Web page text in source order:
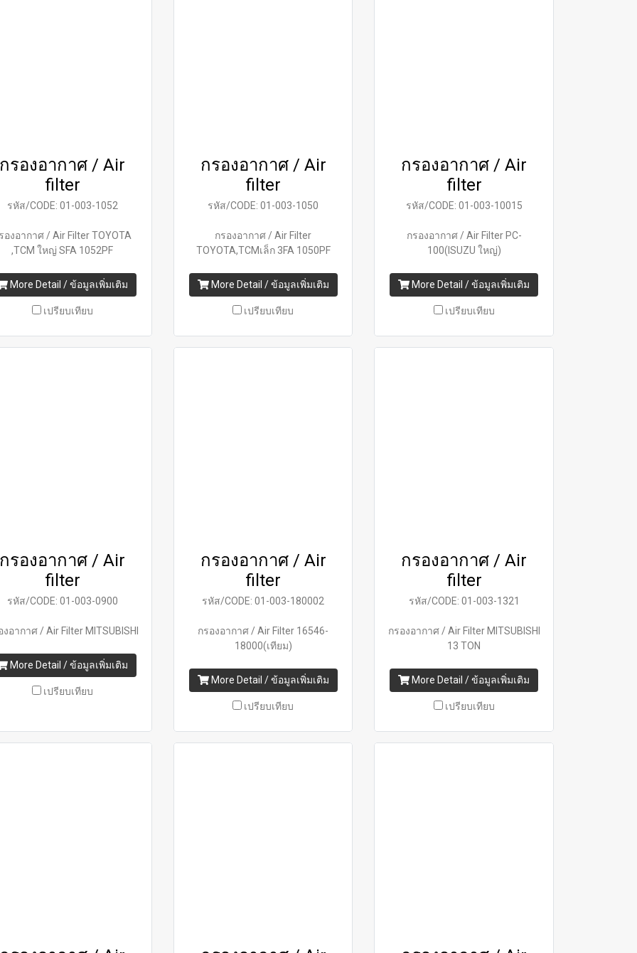
กรองอากาศ / Air
filter
รหัส/CODE: 01-003-1052
องอากาศ / Air Filter TOYOTA
,TCM ใหญ่ SFA 1052PF
More Detail / ข้อมูลเพิ่มเติม
เปรียบเทียบ
กรองอากาศ / Air
filter
รหัส/CODE: 01-003-1050
กรองอากาศ / Air Filter
TOYOTA,TCMเล็ก 3FA 1050PF
More Detail / ข้อมูลเพิ่มเติม
เปรียบเทียบ
กรองอากาศ / Air
filter
รหัส/CODE: 01-003-10015
กรองอากาศ / Air Filter PC-
100(ISUZU ใหญ่)
More Detail / ข้อมูลเพิ่มเติม
เปรียบเทียบ
กรองอากาศ / Air
filter
รหัส/CODE: 01-003-0900
งอากาศ / Air Filter MITSUBISHI
More Detail / ข้อมูลเพิ่มเติม
เปรียบเทียบ
กรองอากาศ / Air
filter
รหัส/CODE: 01-003-180002
กรองอากาศ / Air Filter 16546-
18000(เทียม)
More Detail / ข้อมูลเพิ่มเติม
เปรียบเทียบ
กรองอากาศ / Air
filter
รหัส/CODE: 01-003-1321
กรองอากาศ / Air Filter MITSUBISHI
13 TON
More Detail / ข้อมูลเพิ่มเติม
เปรียบเทียบ